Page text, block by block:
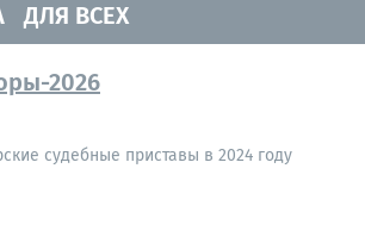
ДЛЯ ВСЕХ
2026
судебные приставы в 2024 году